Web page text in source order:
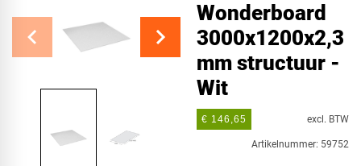
Wonderboard
3000x1200x2,3
mm structuur -
Wit
€ 146,65 excl. BTW
Artikelnummer: 59752